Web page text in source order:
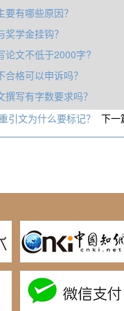
有哪些原因？
学金挂钩？
论文不低于2000字?
格可以申诉吗？
写有字数要求吗？
引文为什么要标记？ 下一